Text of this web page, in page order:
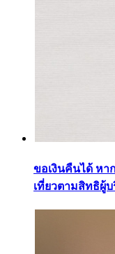
ขอเงินคืนได้ หา
เที่ยวตามสิทธิผู้